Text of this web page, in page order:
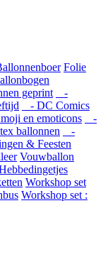
Folie
geprint
-
- DC Comics
en emoticons
-
ballonnen
-
& Feesten
Vouwballon
Workshop set
Workshop set :